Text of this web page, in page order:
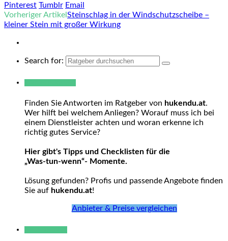
Pinterest Tumblr Email
Vorheriger Artikel Steinschlag in der Windschutzscheibe –
kleiner Stein mit großer Wirkung
Search for:
Finden Sie Antworten im Ratgeber von hukendu.at.
Wer hilft bei welchem Anliegen? Worauf muss ich bei
einem Dienstleister achten und woran erkenne ich
richtig gutes Service?
Hier gibt's Tipps und Checklisten für die
„Was-tun-wenn“- Momente.
Lösung gefunden? Profis und passende Angebote finden
Sie auf hukendu.at!
Anbieter & Preise vergleichen